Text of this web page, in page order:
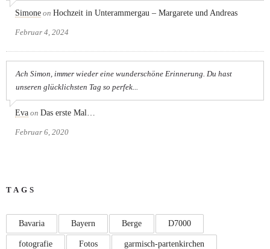
Simone on Hochzeit in Unterammergau – Margarete und Andreas
Februar 4, 2024
Ach Simon, immer wieder eine wunderschöne Erinnerung. Du hast
unseren glücklichsten Tag so perfek...
Eva on Das erste Mal…
Februar 6, 2020
TAGS
Bavaria Bayern Berge D7000
fotografie Fotos garmisch-partenkirchen